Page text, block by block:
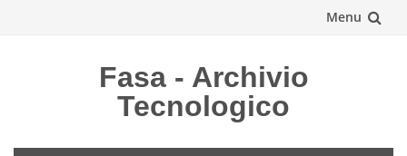
Menu
Fasa - Archivio
Tecnologico